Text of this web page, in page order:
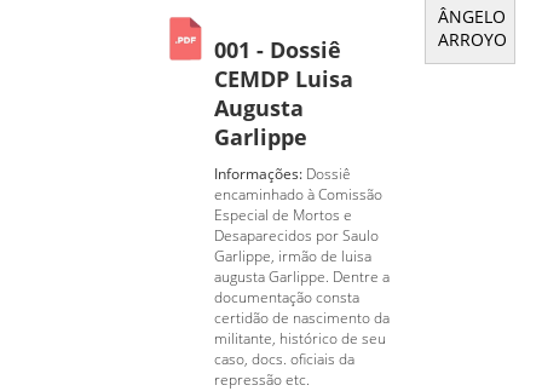
001 - Dossiê
CEMDP Luisa
Augusta
Garlippe
Informações: Dossiê
encaminhado à Comissão
Especial de Mortos e
Desaparecidos por Saulo
Garlippe, irmão de luisa
augusta Garlippe. Dentre a
documentação consta
certidão de nascimento da
militante, histórico de seu
caso, docs. oficiais da
repressão etc.
ÂNGELO
ARROYO